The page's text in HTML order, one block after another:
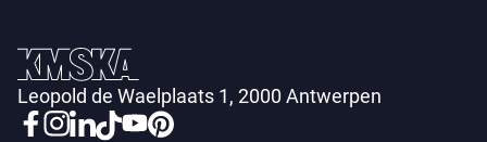
Leopold de Waelplaats 1, 2000 Antwerpen